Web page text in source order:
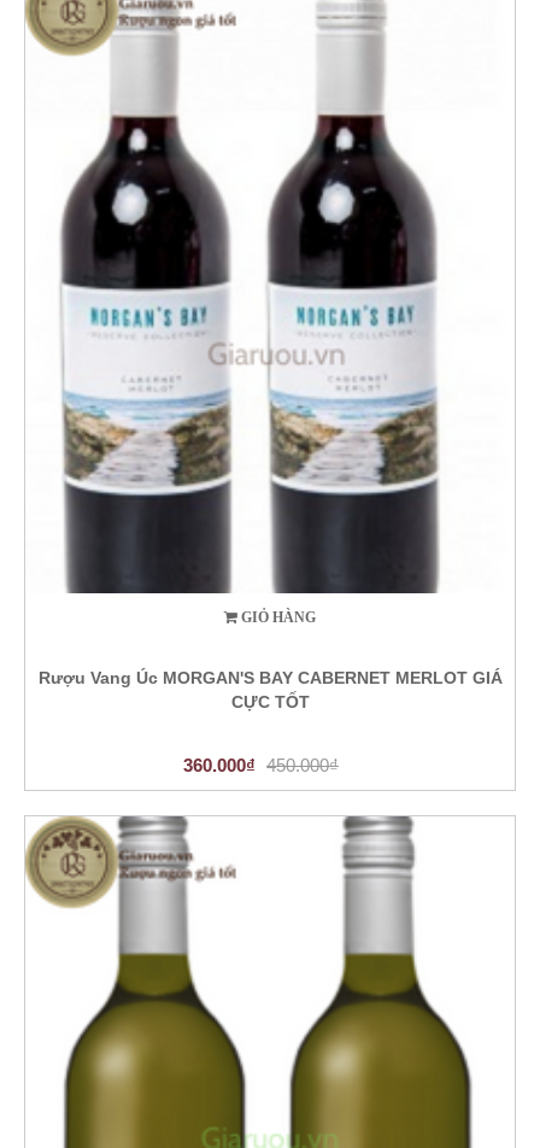
GIỎ HÀNG
Rượu Vang Úc MORGAN'S BAY CABERNET MERLOT GIÁ
CỰC TỐT
360.000₫ 450.000₫